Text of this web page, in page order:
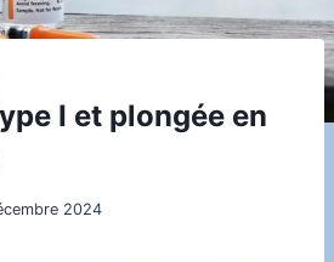
I et plongée en
2024